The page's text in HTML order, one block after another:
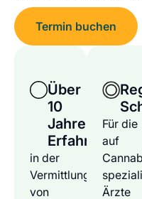
Termin buchen
Über
10
Jahre
Erfahrung
in der
Vermittlung
von
Für die
auf
Ärzte